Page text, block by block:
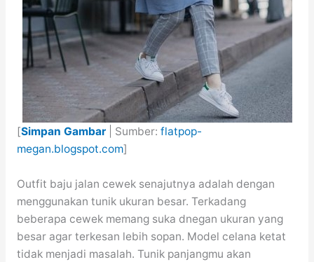
[Simpan Gambar| Sumber: flatpop-
megan.blogspot.com]
Outfit baju jalan cewek senajutnya adalah dengan
menggunakan tunik ukuran besar. Terkadang
beberapa cewek memang suka dnegan ukuran yang
besar agar terkesan lebih sopan. Model celana ketat
tidak menjadi masalah. Tunik panjangmu akan